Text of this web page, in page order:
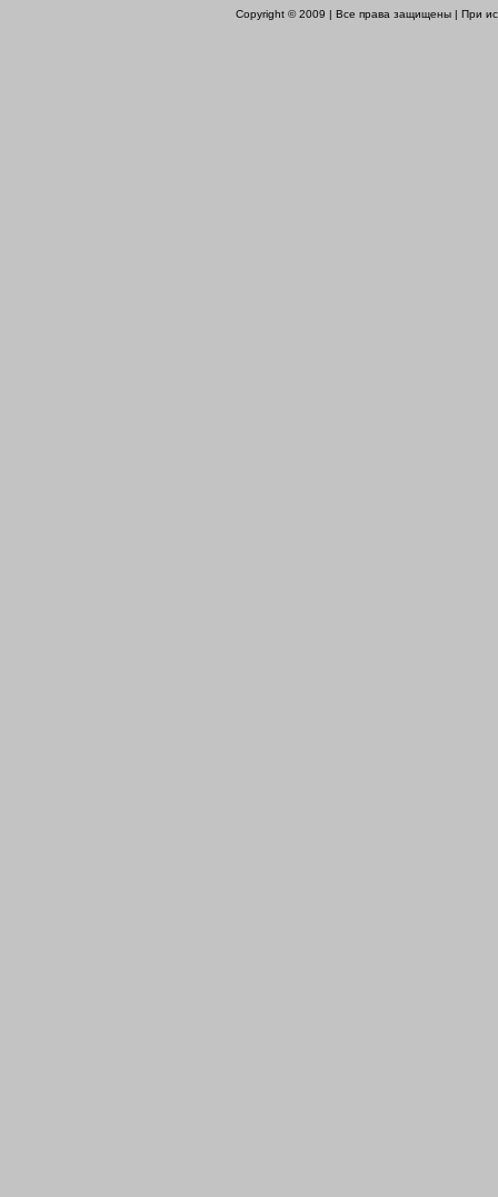
Copyright © 2009 | Все права защищены | При